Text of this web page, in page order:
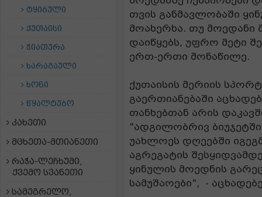
ტყიბული
ქუთაისი
ჭიათურა
ხარაგაული
ხონი
წყალტუბო
კახეთი
მცხეთა-მთიანეთი
რაჭა-ლეჩხუმი,
ქვემო სვანეთი
სამეგრელო,
თვის განმავლობაში
მოახერხა. თუ მოედანი
დაიწყებს, უფრო მეტი
ერთ-ერთი მონაწილე.
ქუთაისის მერიის
გაერთიანებაში
თანხებთან არის
"ადგილობრივ
უახლოეს დღეებში
აგრეგატის
ყინულის მოედნის
სამუშაოები", -